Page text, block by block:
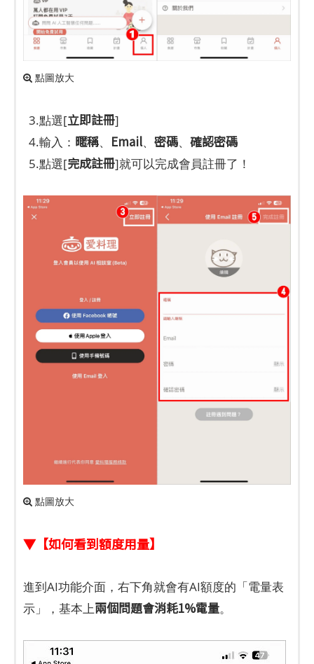
點圖放大
3.點選[立即註冊]
4.輸入： 暱稱、 Email、 密碼、 確認密碼
5.點選[完成註冊]就可以完成會員註冊了！
點圖放大
▼【如何看到額度用量】
進到AI功能介面，右下角就會有AI額度的「電量表
示」，基本上兩個問題會消耗1%電量。